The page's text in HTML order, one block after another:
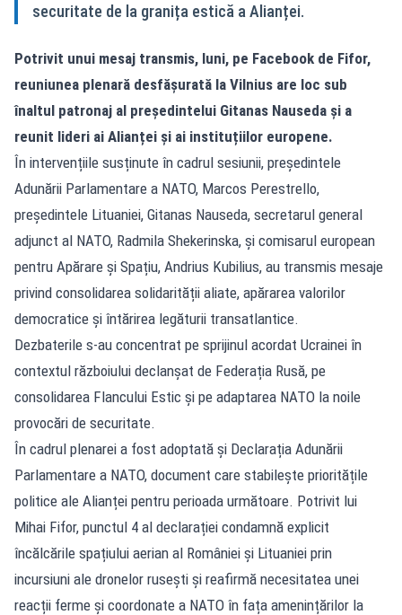
securitate de la granița estică a Alianței.
Potrivit unui mesaj transmis, luni, pe Facebook de Fifor,
reuniunea plenară desfășurată la Vilnius are loc sub
înaltul patronaj al președintelui Gitanas Nauseda și a
reunit lideri ai Alianței și ai instituțiilor europene.
În intervențiile susținute în cadrul sesiunii, președintele
Adunării Parlamentare a NATO, Marcos Perestrello,
președintele Lituaniei, Gitanas Nauseda, secretarul general
adjunct al NATO, Radmila Shekerinska, și comisarul european
pentru Apărare și Spațiu, Andrius Kubilius, au transmis mesaje
privind consolidarea solidarității aliate, apărarea valorilor
democratice și întărirea legăturii transatlantice.
Dezbaterile s-au concentrat pe sprijinul acordat Ucrainei în
contextul războiului declanșat de Federația Rusă, pe
consolidarea Flancului Estic și pe adaptarea NATO la noile
provocări de securitate.
În cadrul plenarei a fost adoptată și Declarația Adunării
Parlamentare a NATO, document care stabilește prioritățile
politice ale Alianței pentru perioada următoare. Potrivit lui
Mihai Fifor, punctul 4 al declarației condamnă explicit
încălcările spațiului aerian al României și Lituaniei prin
incursiuni ale dronelor rusești și reafirmă necesitatea unei
reacții ferme și coordonate a NATO în fața amenințărilor la